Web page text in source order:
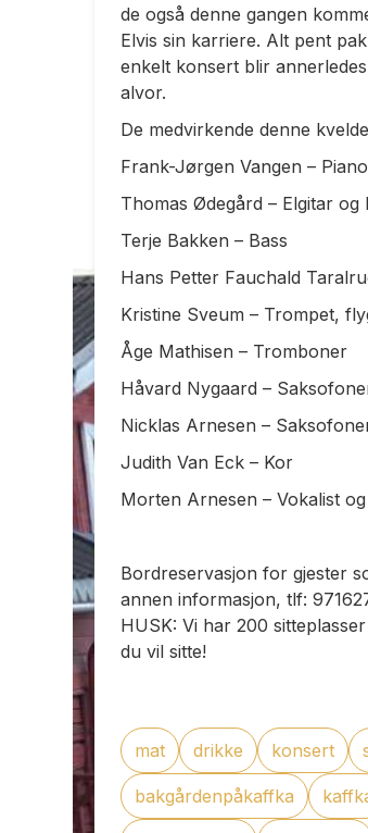
de også denne gangen
Elvis sin karriere. Alt pent
enkelt konsert blir
alvor.
De medvirkende denne
Frank-Jørgen Vangen –
Thomas Ødegård – Elgitar og
Terje Bakken – Bass
Hans Petter Fauchald
Kristine Sveum – Trompet,
Åge Mathisen – Tromboner
Håvard Nygaard –
Nicklas Arnesen –
Judith Van Eck – Kor
Morten Arnesen – Vokalist
Bordreservasjon for gjester
annen informasjon, tlf:
HUSK: Vi har 200
du vil sitte!
mat drikke konsert
bakgårdenpåkaffka